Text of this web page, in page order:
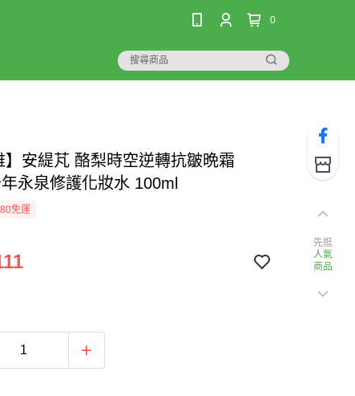
0
】安緹芃 酪梨時空逆轉抗皺晩霜
永泉修護化妝水 100ml
免運
先逛
人氣
商品